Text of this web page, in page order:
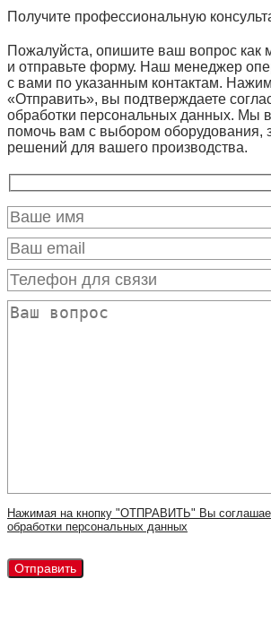
Получите профессиональную
Пожалуйста, опишите ваш вопрос как
и отправьте форму. Наш менеджер
с вами по указанным контактам.
«Отправить», вы подтверждаете
обработки персональных данных. Мы
помочь вам с выбором оборудования,
решений для вашего производства.
Нажимая на кнопку "ОТПРАВИТЬ" Вы
обработки персональных данных